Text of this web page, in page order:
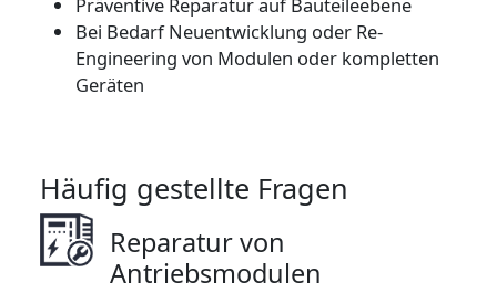
Präventive Reparatur auf Bauteileebene
Bei Bedarf Neuentwicklung oder Re-
Engineering von Modulen oder kompletten
Geräten
Häufig gestellte Fragen
Reparatur von
Antriebsmodulen